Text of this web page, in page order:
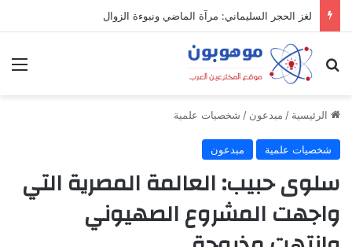
لغز الحجر السليماني: مرآة الماضي ونبوءة الزوال
بحث عن
الرئيسية / مبدعون / شخصيات علمية
شخصيات علمية مبدعون
سلوى حبيب: العالمة المصرية التي
واجهت المشروع الصهيوني